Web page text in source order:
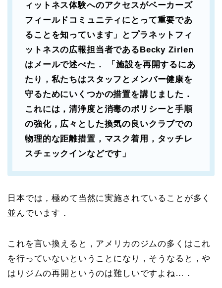
ィットネス体験へのアクセスがベーカーズ
フィールドコミュニティにとって重要であ
ることを知っています」とプラネットフィ
ットネスの広報担当者であるBecky Zirlen
はメールで述べた． 「施設を再開するにあ
たり，私たちはスタッフとメンバー健康を
守るためにいくつかの措置を講じました．
これには，清浄度と消毒のポリシーと手順
の強化，広々とした換気の良いクラブでの
物理的な距離措置，マスク着用，タッチレ
スチェックインなどです」
日本では，極めて当然に実施されていることが多く
並んでいます．
これを言い換えると，アメリカのジムの多くはこれ
を行っていないということになり，そうなると，や
はりジムの再開というのは難しいですよね…．